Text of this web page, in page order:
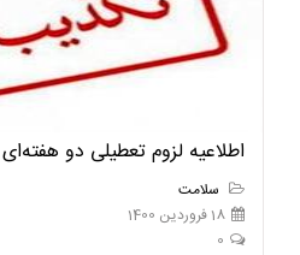
اطلاعیه لزوم تعطیلی دو
سلامت
18 فروردین 1400
0